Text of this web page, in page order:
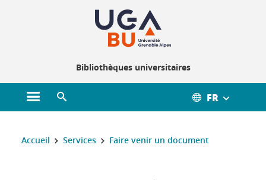
Bibliothèques universitaires
Ouvrir le menu principal FR
Vous êtes ici :
Accueil Services Faire venir un document